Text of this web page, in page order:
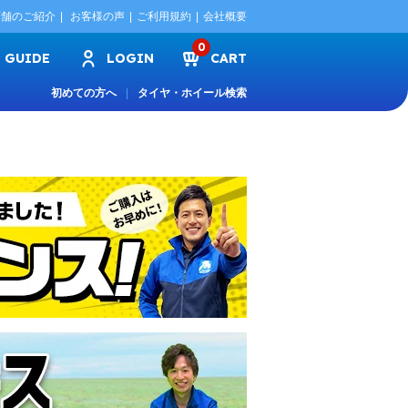
のご紹介 お客様の声 ご利用規約 会社概要
GUIDE LOGIN
0
CART
初めての方へ タイヤ・ホイール検索